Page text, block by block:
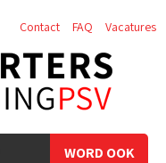
WORD OOK
Contact FAQ Vacatures